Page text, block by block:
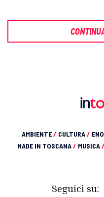
AMBIENTE/ CULTURA/
MADE IN TOSCANA/ MUSICA/
Seguici su: